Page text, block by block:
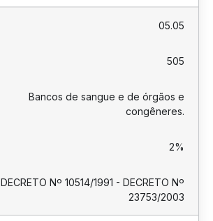
05.05
505
Bancos de sangue e de órgãos e
congêneres.
2%
DECRETO Nº 10514/1991 - DECRETO Nº
23753/2003